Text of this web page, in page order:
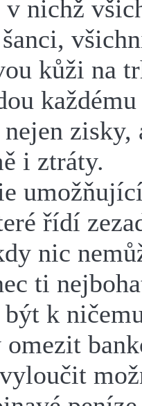
nichž
kůži na
zisky,
i ztráty.
řídí
nic
ti
být k
omezit